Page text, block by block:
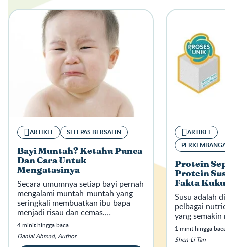
ARTIKEL SELEPAS BERSALIN
Bayi Muntah? Ketahu Punca
Dan Cara Untuk
Mengatasinya
Secara umumnya setiap bayi pernah
mengalami muntah-muntah yang
seringkali membuatkan ibu bapa
menjadi risau dan cemas.
Terutamanya bagi pasangan yang
pertama kali menimang cahaya
mata.
Danial Ahmad, Author
4 minit hingga baca
ARTIKEL
Protein
Protein
Fakta
Susu adalah
pelbagai
yang semakin
Shen-Li Tan
1 minit hingga